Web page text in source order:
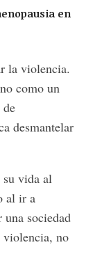
en
la violencia.
como un
desmantelar
su vida al
al ir a
sociedad
violencia, no